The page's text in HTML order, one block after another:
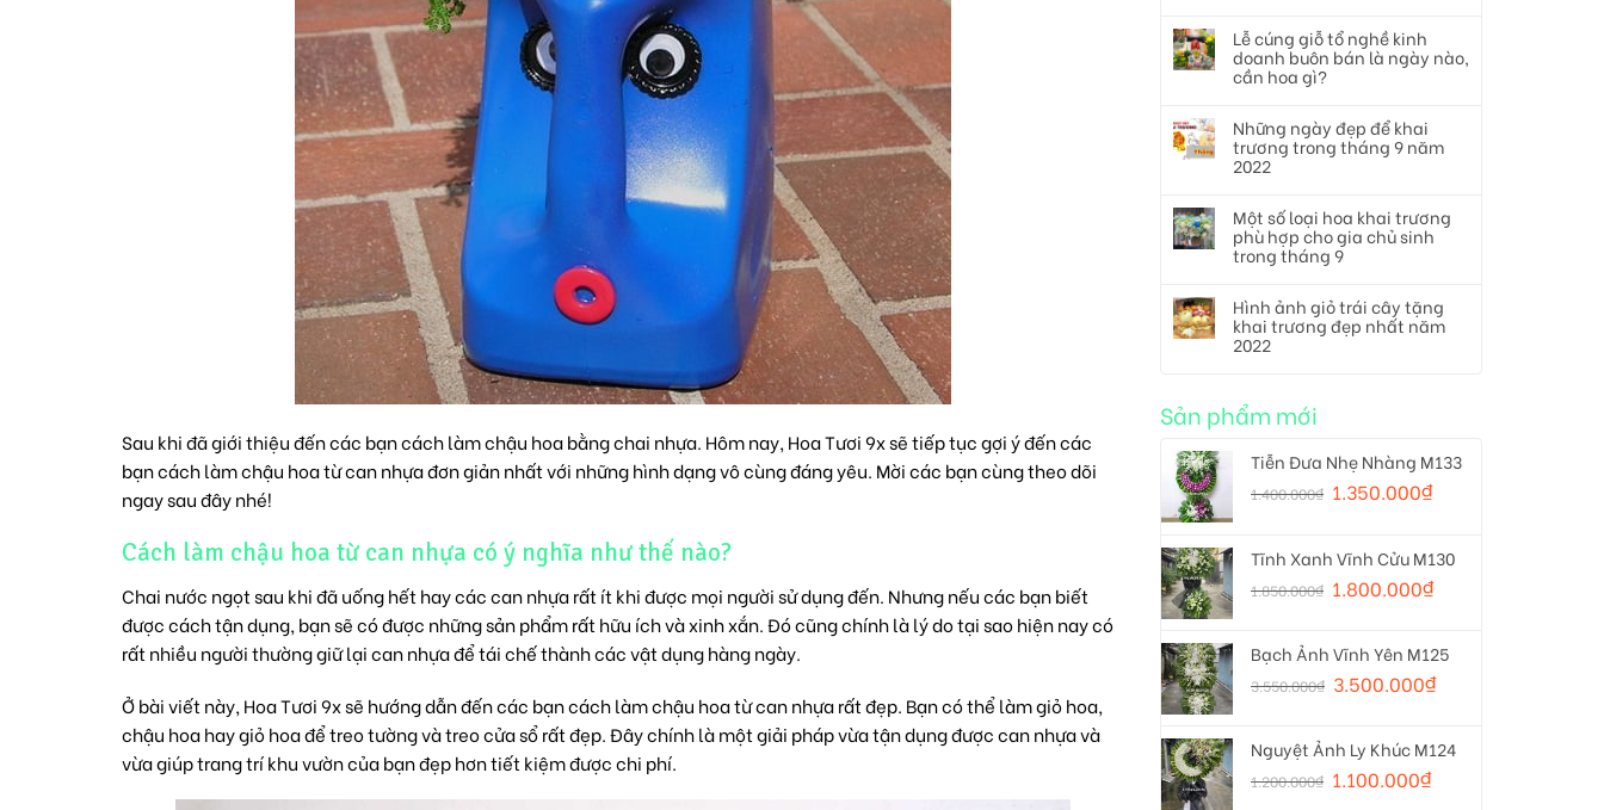
Sau khi đã giới thiệu đến các bạn cách làm chậu hoa bằng chai nhựa. Hôm nay, Hoa Tươi 9x sẽ tiếp tục gợi ý đến các
bạn cách làm chậu hoa từ can nhựa đơn giản nhất với những hình dạng vô cùng đáng yêu. Mời các bạn cùng theo dõi
ngay sau đây nhé!
Cách làm chậu hoa từ can nhựa có ý nghĩa như thế nào?
Chai nước ngọt sau khi đã uống hết hay các can nhựa rất ít khi được mọi người sử dụng đến. Nhưng nếu các bạn biết
được cách tận dụng, bạn sẽ có được những sản phẩm rất hữu ích và xinh xắn. Đó cũng chính là lý do tại sao hiện nay có
rất nhiều người thường giữ lại can nhựa để tái chế thành các vật dụng hàng ngày.
Ở bài viết này, Hoa Tươi 9xsẽ hướng dẫn đến các bạn cách làm chậu hoa từ can nhựa rất đẹp. Bạn có thể làm giỏ hoa,
chậu hoa hay giỏ hoa để treo tường và treo cửa sổ rất đẹp. Đây chính là một giải pháp vừa tận dụng được can nhựa và
vừa giúp trang trí khu vườn của bạn đẹp hơn tiết kiệm được chi phí.
Lễ cúng giỗ tổ nghề kinh
doanh buôn bán là ngày nào,
cần hoa gì?
Những ngày đẹp để khai
trương trong tháng 9 năm
2022
Một số loại hoa khai trương
phù hợp cho gia chủ sinh
trong tháng 9
Hình ảnh giỏ trái cây tặng
khai trương đẹp nhất năm
2022
Sản phẩm mới
Tiễn Đưa Nhẹ Nhàng M133
1.400.000₫ 1.350.000₫
Tĩnh Xanh Vĩnh Cửu M130
1.850.000₫ 1.800.000₫
Bạch Ảnh Vĩnh Yên M125
3.550.000₫ 3.500.000₫
Nguyệt Ảnh Ly Khúc M124
1.200.000₫ 1.100.000₫